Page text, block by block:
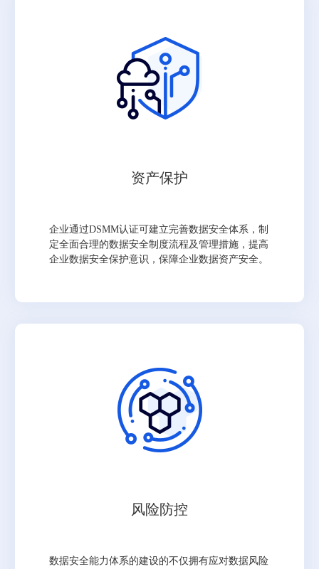
资产保护
企业通过DSMM认证可建立完善数据安全体系，制
定全面合理的数据安全制度流程及管理措施，提高
企业数据安全保护意识，保障企业数据资产安全。
风险防控
数据安全能力体系的建设的不仅拥有应对数据风险